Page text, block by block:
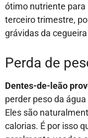
ótimo nutriente para
terceiro trimestre,
grávidas da
Perda de
Dentes-de-leão
perder peso da
Eles são
calorias. É por isso